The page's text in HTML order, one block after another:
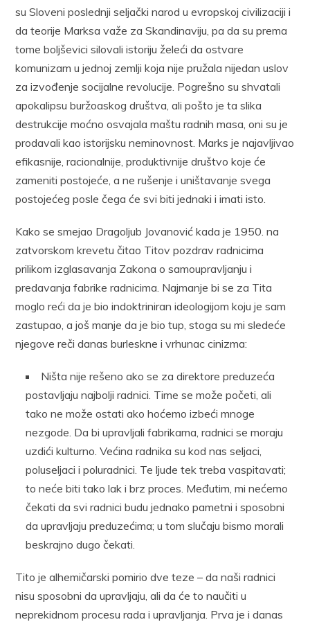
su Sloveni poslednji seljački narod u evropskoj civilizaciji i
da teorije Marksa važe za Skandinaviju, pa da su prema
tome boljševici silovali istoriju želeći da ostvare
komunizam u jednoj zemlji koja nije pružala nijedan uslov
za izvođenje socijalne revolucije. Pogrešno su shvatali
apokalipsu buržoaskog društva, ali pošto je ta slika
destrukcije moćno osvajala maštu radnih masa, oni su je
prodavali kao istorijsku neminovnost. Marks je najavljivao
efikasnije, racionalnije, produktivnije društvo koje će
zameniti postojeće, a ne rušenje i uništavanje svega
postojećeg posle čega će svi biti jednaki i imati isto.
Kako se smejao Dragoljub Jovanović kada je 1950. na
zatvorskom krevetu čitao Titov pozdrav radnicima
prilikom izglasavanja Zakona o samoupravljanju i
predavanja fabrike radnicima. Najmanje bi se za Tita
moglo reći da je bio indoktriniran ideologijom koju je sam
zastupao, a još manje da je bio tup, stoga su mi sledeće
njegove reči danas burleskne i vrhunac cinizma:
Ništa nije rešeno ako se za direktore preduzeća
postavljaju najbolji radnici. Time se može početi, ali
tako ne može ostati ako hoćemo izbeći mnoge
nezgode. Da bi upravljali fabrikama, radnici se moraju
uzdići kulturno. Većina radnika su kod nas seljaci,
poluseljaci i poluradnici. Te ljude tek treba vaspitavati;
to neće biti tako lak i brz proces. Međutim, mi nećemo
čekati da svi radnici budu jednako pametni i sposobni
da upravljaju preduzećima; u tom slučaju bismo morali
beskrajno dugo čekati.
Tito je alhemičarski pomirio dve teze – da naši radnici
nisu sposobni da upravljaju, ali da će to naučiti u
neprekidnom procesu rada i upravljanja. Prva je i danas